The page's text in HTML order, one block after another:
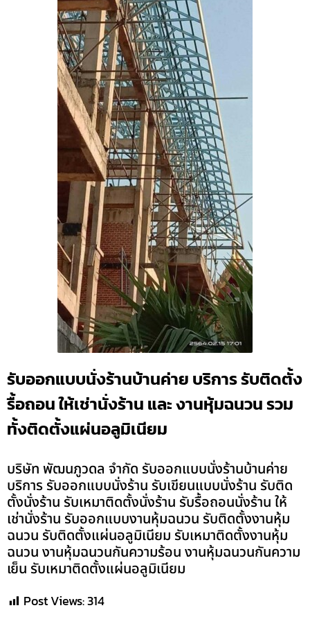
รับออกแบบนั่งร้านบ้านค่าย บริการ รับติดตั้ง
รื้อถอน ให้เช่านั่งร้าน และ งานหุ้มฉนวน รวม
ทั้งติดตั้งแผ่นอลูมิเนียม
บริษัท พัฒนภูวดล จำกัด รับออกแบบนั่งร้านบ้านค่าย
บริการ รับออกแบบนั่งร้าน รับเขียนแบบนั่งร้าน รับติด
ตั้งนั่งร้าน รับเหมาติดตั้งนั่งร้าน รับรื้อถอนนั่งร้าน ให้
เช่านั่งร้าน รับออกแบบงานหุ้มฉนวน รับติดตั้งงานหุ้ม
ฉนวน รับติดตั้งแผ่นอลูมิเนียม รับเหมาติดตั้งงานหุ้ม
ฉนวน งานหุ้มฉนวนกันความร้อน งานหุ้มฉนวนกันความ
เย็น รับเหมาติดตั้งแผ่นอลูมิเนียม
Post Views:314